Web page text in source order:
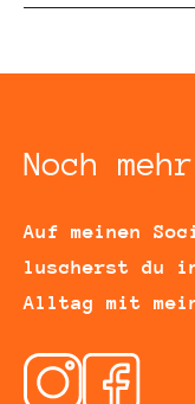
Noch
Auf meinen
luscherst du in
Alltag mit